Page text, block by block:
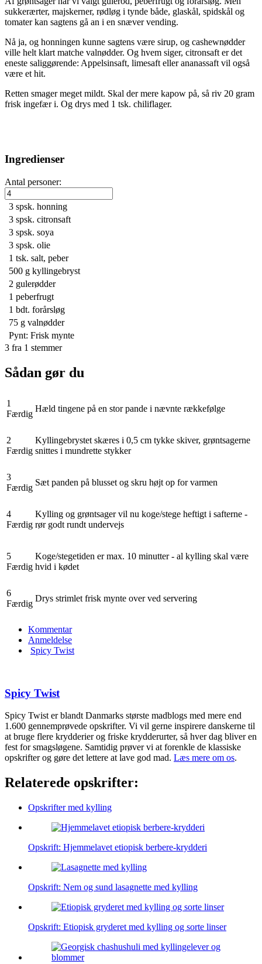
sukkerærter, majskerner, rødløg i tynde både, glaskål, spidskål og
tomater kan sagtens gå an i en snæver vending.
Nå ja, og honningen kunne sagtens være sirup, og cashewnødder
ville helt klart matche valnødder. Og hvem siger, citronsaft er det
eneste saliggørende: Appelsinsaft, limesaft eller ananassaft vil også
være et hit.
Retten smager meget mildt. Skal der mere kapow på, så riv 20 gram
frisk ingefær i. Og drys med 1 tsk. chiliflager.
Ingredienser
Antal personer:
3 spsk. honning
3 spsk. citronsaft
3 spsk. soya
3 spsk. olie
1 tsk. salt, peber
500 g kyllingebryst
2 gulerødder
1 peberfrugt
1 bdt. forårsløg
75 g valnødder
Pynt: Frisk mynte
3 fra 1 stemmer
Sådan gør du
1
Færdig
Hæld tingene på en stor pande i nævnte rækkefølge
2
Færdig
Kyllingebrystet skæres i 0,5 cm tykke skiver, grøntsagerne
snittes i mundrette stykker
3
Færdig
Sæt panden på blusset og skru højt op for varmen
4
Færdig
Kylling og grøntsager vil nu koge/stege heftigt i safterne -
rør godt rundt undervejs
5
Færdig
Koge/stegetiden er max. 10 minutter - al kylling skal være
hvid i kødet
6
Færdig
Drys strimlet frisk mynte over ved servering
Kommentar
Anmeldelse
Spicy Twist
Spicy Twist
Spicy Twist er blandt Danmarks største madblogs med mere end
1.600 gennemprøvede opskrifter. Vi vil gerne inspirere danskerne til
at bruge flere krydderier og friske krydderurter, så hver dag bliver en
fest for smagsløgene. Samtidig prøver vi at forenkle de klassiske
opskrifter og gøre det lettere at lave god mad. Læs mere om os.
Relaterede opskrifter:
Opskrifter med kylling
Opskrift: Hjemmelavet etiopisk berbere-krydderi
Opskrift: Nem og sund lasagnette med kylling
Opskrift: Etiopisk gryderet med kylling og sorte linser